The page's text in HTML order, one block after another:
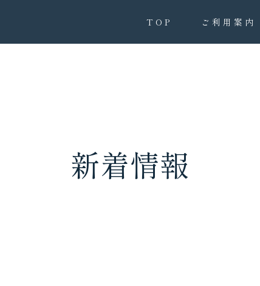
TOP ご利用案内
新着情報